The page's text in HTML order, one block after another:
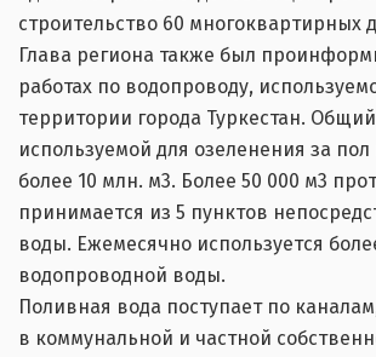
строительство 60 многоквартирных
Глава региона также был
работах по водопроводу,
территории города Туркестан.
используемой для озеленения за пол
более 10 млн. м3. Более 50 000 м3
принимается из 5 пунктов
воды. Ежемесячно используется
водопроводной воды.
Поливная вода поступает по
в коммунальной и частной